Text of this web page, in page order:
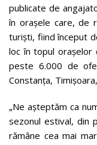
publicate de
în orașele care, de
turiști, fiind început
loc în topul orașelor
peste 6.000 de
Constanța,
„Ne așteptăm ca
sezonul estival, din
rămâne cea mai